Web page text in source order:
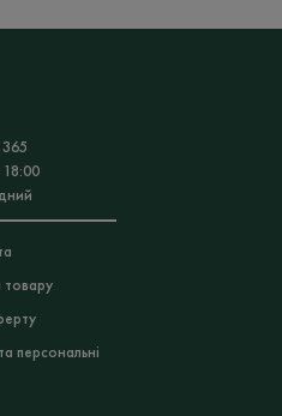
персональні